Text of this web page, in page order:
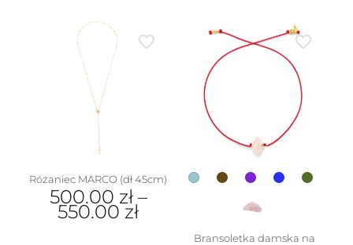
wiele
wariantów.
Opcje
można
wybrać
na
stronie
produktu
ma
wiele
wariantów.
stronie
produktu
Różaniec MARCO (dł 45cm)
500.00 zł–
550.00 zł
Bransoletka damska na